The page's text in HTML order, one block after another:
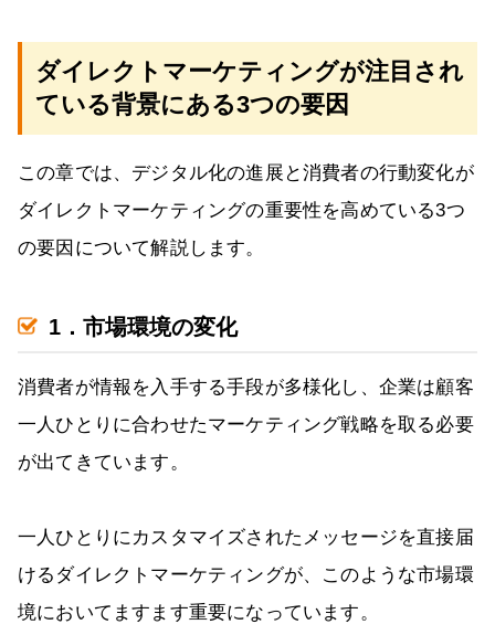
ダイレクトマーケティングが注目され
ている背景にある3つの要因
この章では、デジタル化の進展と消費者の行動変化が
ダイレクトマーケティングの重要性を高めている3つ
の要因について解説します。
1．市場環境の変化
消費者が情報を入手する手段が多様化し、企業は顧客
一人ひとりに合わせたマーケティング戦略を取る必要
が出てきています。
一人ひとりにカスタマイズされたメッセージを直接届
けるダイレクトマーケティングが、このような市場環
境においてますます重要になっています。